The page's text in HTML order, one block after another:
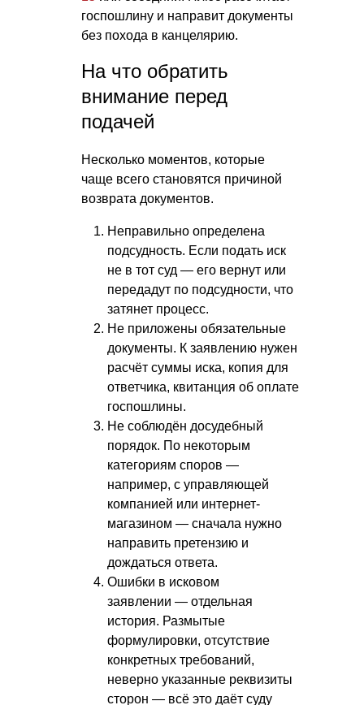
госпошлину и направит документы
без похода в канцелярию.
На что обратить
внимание перед
подачей
Несколько моментов, которые
чаще всего становятся причиной
возврата документов.
Неправильно определена
подсудность. Если подать иск
не в тот суд — его вернут или
передадут по подсудности, что
затянет процесс.
Не приложены обязательные
документы. К заявлению нужен
расчёт суммы иска, копия для
ответчика, квитанция об оплате
госпошлины.
Не соблюдён досудебный
порядок. По некоторым
категориям споров —
например, с управляющей
компанией или интернет-
магазином — сначала нужно
направить претензию и
дождаться ответа.
Ошибки в исковом
заявлении — отдельная
история. Размытые
формулировки, отсутствие
конкретных требований,
неверно указанные реквизиты
сторон — всё это даёт суду